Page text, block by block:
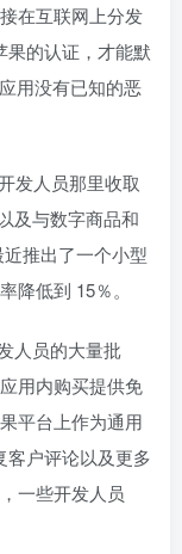
在互联网上分发
果的认证，才能默
用没有已知的恶
发人员那里收取
及与数字商品和
推出了一个小型
降低到 15％。
人员的大量批
用内购买提供免
平台上作为通用
客户评论以及更多
一些开发人员